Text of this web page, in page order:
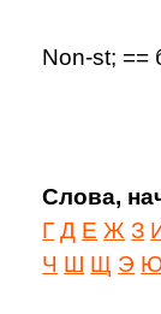
Non-st; ==
Слова,
Г Д Е Ж З
Ч Ш Щ Э